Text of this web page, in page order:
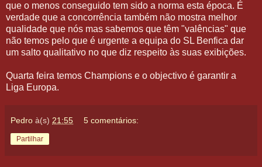
que o menos conseguido tem sido a norma esta época. É
verdade que a concorrência também não mostra melhor
qualidade que nós mas sabemos que têm "valências" que
não temos pelo que é urgente a equipa do SL Benfica dar
um salto qualitativo no que diz respeito às suas exibições.
Quarta feira temos Champions e o objectivo é garantir a
Liga Europa.
Pedro à(s) 21:55 5 comentários:
Partilhar